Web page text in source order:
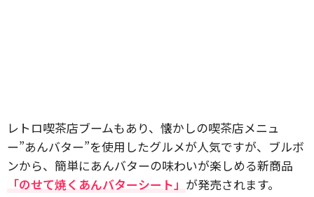
レトロ喫茶店ブームもあり、懐かしの喫茶店メニュ
ー”あんバター”を使用したグルメが人気ですが、ブルボ
ンから、簡単にあんバターの味わいが楽しめる新商品
「のせて焼くあんバターシート」 が発売されます。